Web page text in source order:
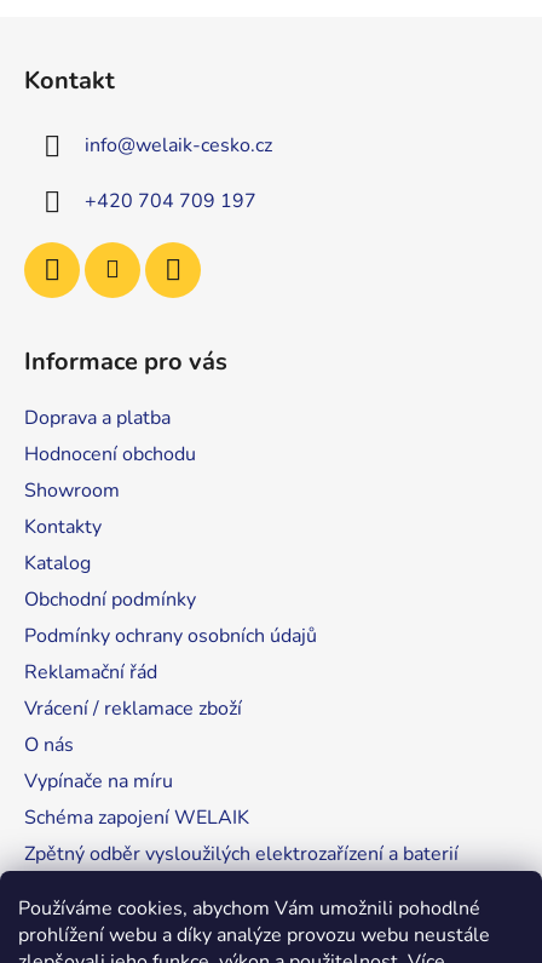
Používáme cookies, abychom Vám umožnili pohodlné
prohlížení webu a díky analýze provozu webu neustále
Kontakt
info@welaik-cesko.cz
+420 704 709 197
Informace pro vás
Doprava a platba
Hodnocení obchodu
Showroom
Kontakty
Katalog
Obchodní podmínky
Podmínky ochrany osobních údajů
Reklamační řád
Vrácení / reklamace zboží
O nás
Vypínače na míru
Schéma zapojení WELAIK
Zpětný odběr vysloužilých elektrozařízení a baterií